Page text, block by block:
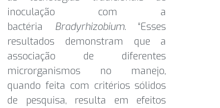
inoculação com a
bactéria Bradyrhizobium. “Esses
resultados demonstram que a
associação de diferentes
microrganismos no manejo,
quando feita com critérios sólidos
de pesquisa, resulta em efeitos